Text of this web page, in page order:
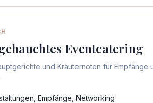
Eventcatering
und Kräuternoten für Empfänge
Empfänge, Networking